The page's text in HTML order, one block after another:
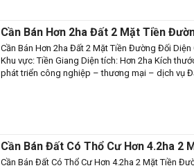
Cần Bán Hơn 2ha Đất 2 Mặt Tiền
CB1249(1092)
Cần Bán Hơn 2ha Đất 2 Mặt Tiền Đường Đối Diện
Khu vực: Tiền Giang Diện tích: Hơn 2ha Kích
phát triển công nghiệp – thương mại – dịch vụ
Cần Bán Đất Có Thổ Cư Hơn 4.2ha 2
Tiền Giang – CB1237(1092)
Cần Bán Đất Có Thổ Cư Hơn 4.2ha 2 Mặt Tiền